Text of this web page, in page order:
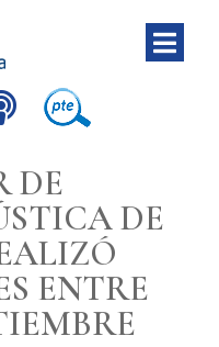
DE
DE
ENTRE